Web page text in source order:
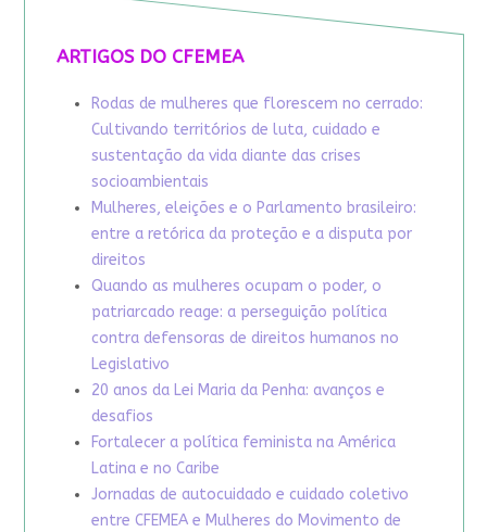
ARTIGOS DO CFEMEA
Rodas de mulheres que florescem no cerrado:
Cultivando territórios de luta, cuidado e
sustentação da vida diante das crises
socioambientais
Mulheres, eleições e o Parlamento brasileiro:
entre a retórica da proteção e a disputa por
direitos
Quando as mulheres ocupam o poder, o
patriarcado reage: a perseguição política
contra defensoras de direitos humanos no
Legislativo
20 anos da Lei Maria da Penha: avanços e
desafios
Fortalecer a política feminista na América
Latina e no Caribe
Jornadas de autocuidado e cuidado coletivo
entre CFEMEA e Mulheres do Movimento de